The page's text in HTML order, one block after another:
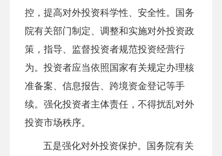
控，提高对外投资科学性、安全性。国务
院有关部门制定、调整和实施对外投资政
策，指导、监督投资者规范投资经营行
为。投资者应当依照国家有关规定办理核
准备案、信息报告、跨境资金登记等手
续。强化投资者主体责任，不得扰乱对外
投资市场秩序。
五是强化对外投资保护。国务院有关